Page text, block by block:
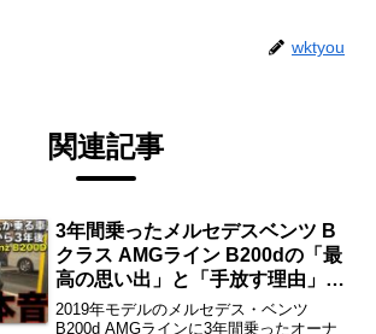
wktyou
関連記事
3年間乗ったメルセデスベンツ B
クラス AMGライン B200dの「最
高の思い出」と「手放す理由」を
徹底解説！
2019年モデルのメルセデス・ベンツ
B200d AMGラインに3年間乗ったオーナ